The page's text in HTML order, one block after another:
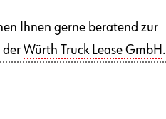
Ihnen gerne beratend zur
der Würth Truck Lease GmbH .